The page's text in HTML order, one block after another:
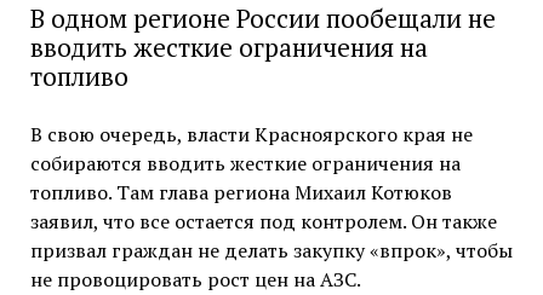
В одном регионе России пообещали не
вводить жесткие ограничения на
топливо
В свою очередь, власти Красноярского края не
собираются вводить жесткие ограничения на
топливо. Там глава региона Михаил Котюков
заявил, что все остается под контролем. Он также
призвал граждан не делать закупку «впрок», чтобы
не провоцировать рост цен на АЗС.